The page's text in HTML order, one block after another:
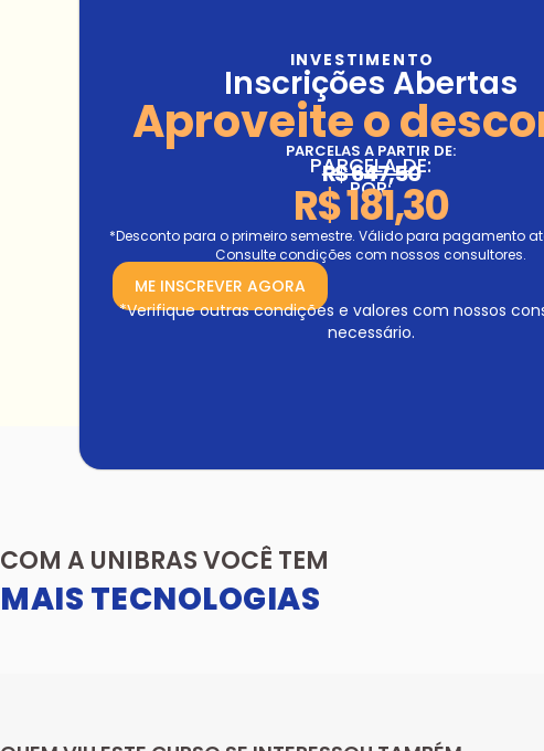
INVESTIMENTO
Inscrições Abertas
Aproveite o
PARCELAS A PARTIR DE:
PARCELA DE:
R$ 647,50
POR:
R$ 181,30
*Desconto para o primeiro semestre. Válido para pagamento
Consulte condições com nossos consultores.
ME INSCREVER AGORA
*Verifique outras condições e valores com nossos
necessário.
COM A UNIBRAS VOCÊ TEM
MAIS TECNOLOGIAS